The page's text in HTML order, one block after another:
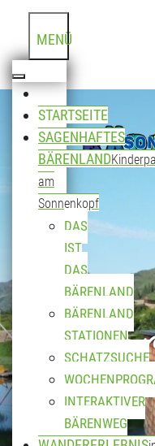
MENÜ
STARTSEITE
SAGENHAFTES
BÄRENLAND
am
Sonnenkopf
DAS
IST
DAS
BÄRENLAND
BÄRENLAND
STATIONEN
SCHATZSUCHE
INTERAKTIVER
BÄRENWEG
Genuss